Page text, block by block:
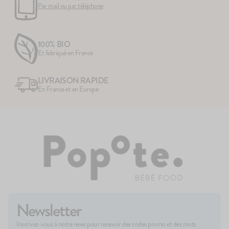
longtemps !
production, donc pas de risque de contamination croisée.
Si vous voulez en savoir plus sur les allergies de bébé,
Par mail ou par téléphone
100% BIO
Et fabriqué en France
LIVRAISON RAPIDE
En France et en Europe
Newsletter
Inscrivez-vous à notre news pour recevoir des codes promo et des mots